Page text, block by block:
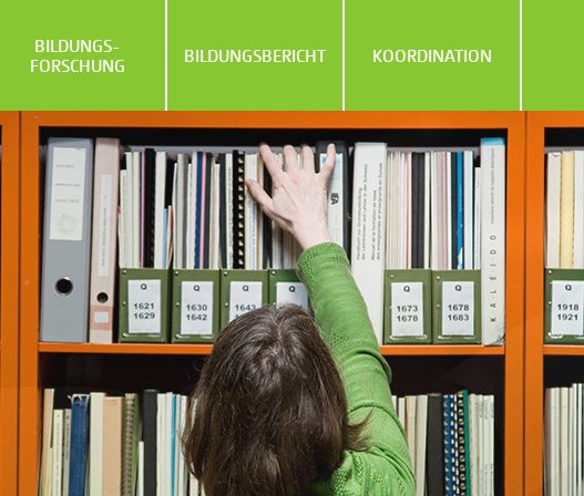
BILDUNGS­
FORSCHUNG
BILDUNGS­BERICHT KOORDINATION